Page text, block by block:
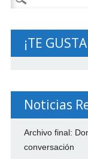
¡TE
Noticias
Archivo final:
conversación